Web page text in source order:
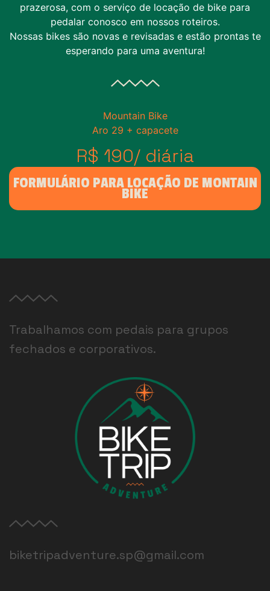
prazerosa, com o serviço de locação de bike para
pedalar conosco em nossos roteiros.
Nossas bikes são novas e revisadas e estão prontas te
esperando para uma aventura!
Mountain Bike
Aro 29 + capacete
R$ 190/ diária
FORMULÁRIO PARA LOCAÇÃO DE MONTAIN
BIKE
Trabalhamos com pedais para grupos
fechados e corporativos.
biketripadventure.sp@gmail.com